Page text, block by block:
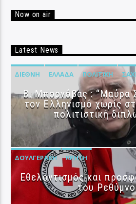
Now on air
Latest News
ΔΙΕΘΝΉ ΕΛΛΆΔΑ ΠΟΛΙΤΙΚΉ
B. Μπορνόβας : “Μαύρα
τον Ελληνισμό χωρίς
πολιτιστική
ΔΟΥΛΓΕΡΆΚΗ ΚΡΉΤΗ
Εθελοντισμός και
του